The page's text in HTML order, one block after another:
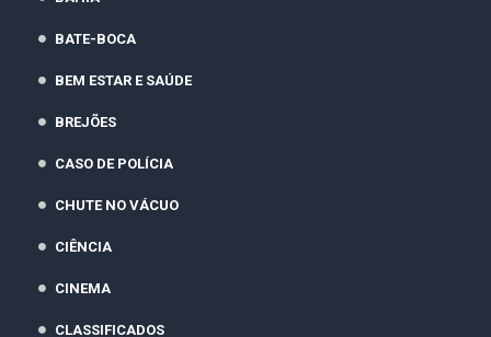
BATE-BOCA
BEM ESTAR E SAÚDE
BREJÕES
CASO DE POLÍCIA
CHUTE NO VÁCUO
CIÊNCIA
CINEMA
CLASSIFICADOS